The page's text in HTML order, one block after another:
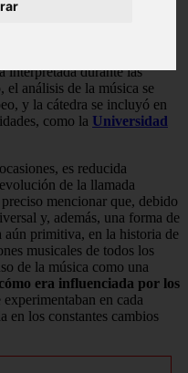
alrededor del
interpretada durante las
el análisis de la música se
y la cátedra se incluyó en
como la Universidad
es reducida
de la llamada
mencionar que, debido
y, además, una forma de
aún primitiva, en la historia de
musicales de todos los
de la música como una
cómo era influenciada por los
experimentaban en cada
en los constantes cambios